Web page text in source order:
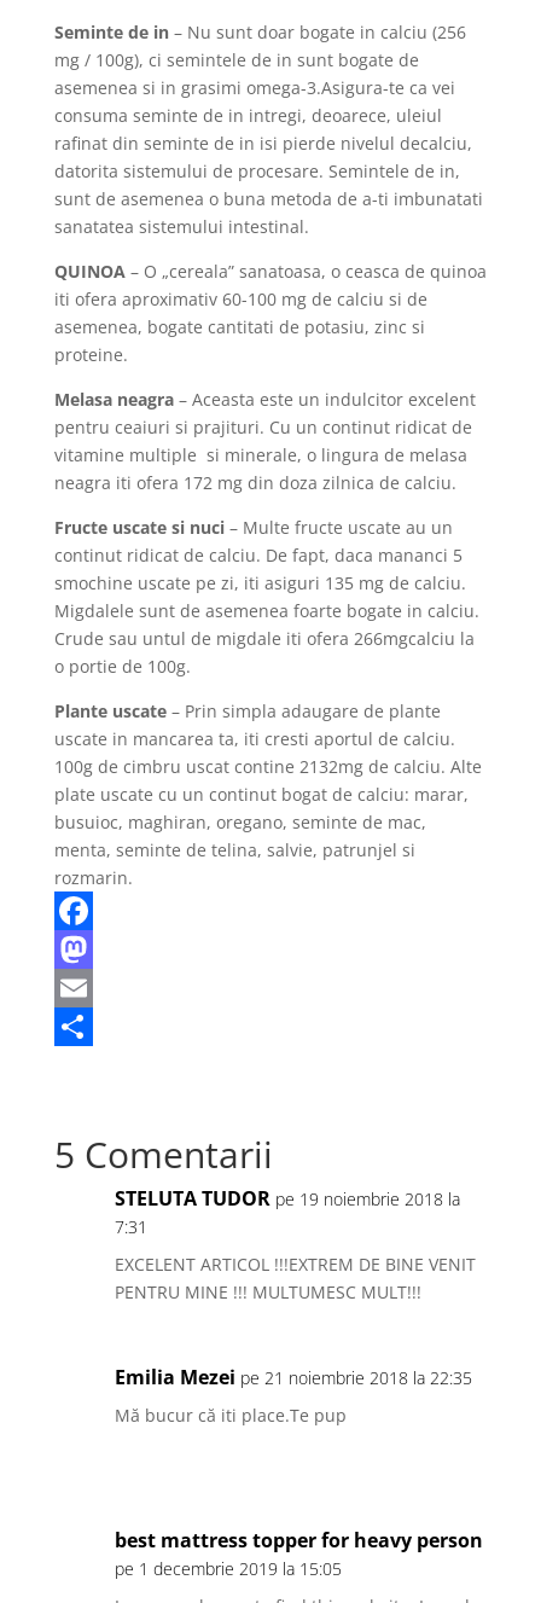
Seminte de in– Nu sunt doar bogate in calciu (256
mg / 100g), ci semintele de in sunt bogate de
asemenea si in grasimi omega-3.Asigura-te ca vei
consuma seminte de in intregi, deoarece, uleiul
rafinat din seminte de in isi pierde nivelul decalciu,
datorita sistemului de procesare. Semintele de in,
sunt de asemenea o buna metoda de a-ti imbunatati
sanatatea sistemului intestinal.
QUINOA– O „cereala” sanatoasa, o ceasca de quinoa
iti ofera aproximativ 60-100 mg de calciu si de
asemenea, bogate cantitati de potasiu, zinc si
proteine.
Melasa neagra– Aceasta este un indulcitor excelent
pentru ceaiuri si prajituri. Cu un continut ridicat de
vitamine multiple si minerale, o lingura de melasa
neagra iti ofera 172 mg din doza zilnica de calciu.
Fructe uscate si nuci– Multe fructe uscate au un
continut ridicat de calciu. De fapt, daca mananci 5
smochine uscate pe zi, iti asiguri 135 mg de calciu.
Migdalele sunt de asemenea foarte bogate in calciu.
Crude sau untul de migdale iti ofera 266mgcalciu la
o portie de 100g.
Plante uscate– Prin simpla adaugare de plante
uscate in mancarea ta, iti cresti aportul de calciu.
100g de cimbru uscat contine 2132mg de calciu. Alte
plate uscate cu un continut bogat de calciu: marar,
busuioc, maghiran, oregano, seminte de mac,
menta, seminte de telina, salvie, patrunjel si
rozmarin.
F
a
c
o
M
a
o
E
ir
5 Comentarii
STELUTA TUDOR pe 19 noiembrie 2018 la
7:31
EXCELENT ARTICOL !!!EXTREM DE BINE VENIT
PENTRU MINE !!! MULTUMESC MULT!!!
Emilia Mezei pe 21 noiembrie 2018 la 22:35
Mă bucur că iti place.Te pup
best mattress topper for heavy person
pe 1 decembrie 2019 la 15:05